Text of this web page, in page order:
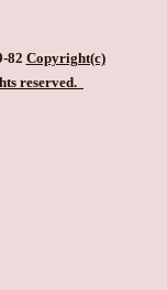
82 Copyright(c)
reserved.